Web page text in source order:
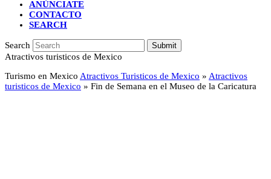
ANÚNCIATE
CONTACTO
SEARCH
Search Submit
Atractivos turisticos de Mexico
Turismo en Mexico Atractivos Turisticos de Mexico » Atractivos
turisticos de Mexico » Fin de Semana en el Museo de la Caricatura